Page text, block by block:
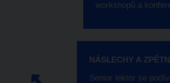
workshopů a
NÁSLECHY A
Senior lektor se